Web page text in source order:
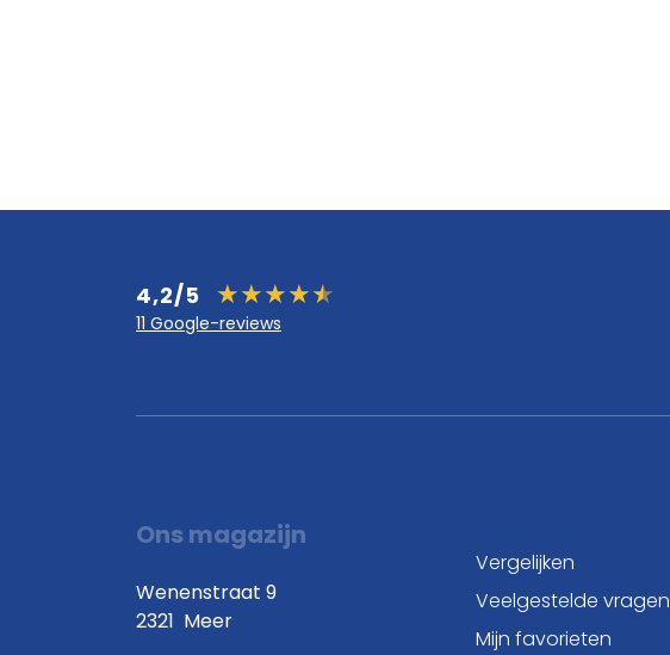
4,2/5
11 Google-reviews
Ons magazijn
Wenenstraat 9
2321 Meer
Vergelijken
Veelgestelde vragen
Mijn favorieten